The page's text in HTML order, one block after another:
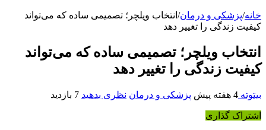
خانه/پزشکی و درمان/ انتخاب ویلچر؛ تصمیمی ساده که می‌تواند
کیفیت زندگی را تغییر دهد
انتخاب ویلچر؛ تصمیمی ساده که می‌تواند
کیفیت زندگی را تغییر دهد
بیتوته 4 هفته پیش پزشکی و درمان نظری بدهید 7 بازدید
اشتراک گذاری